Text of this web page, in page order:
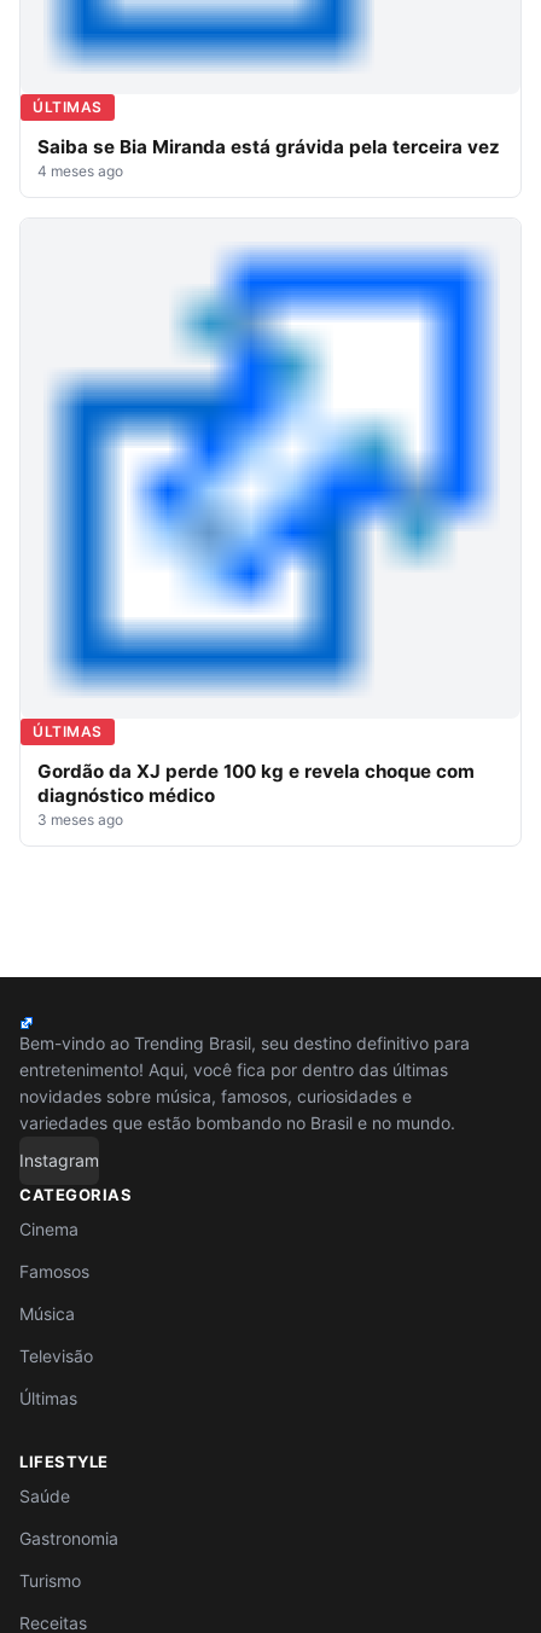
ÚLTIMAS
Saiba se Bia Miranda está grávida pela terceira vez
4 meses ago
ÚLTIMAS
Gordão da XJ perde 100 kg e revela choque com
diagnóstico médico
3 meses ago
Bem-vindo ao Trending Brasil, seu destino definitivo para
entretenimento! Aqui, você fica por dentro das últimas
novidades sobre música, famosos, curiosidades e
variedades que estão bombando no Brasil e no mundo.
Instagram
CATEGORIAS
Cinema
Famosos
Música
Televisão
Últimas
LIFESTYLE
Saúde
Gastronomia
Turismo
Receitas